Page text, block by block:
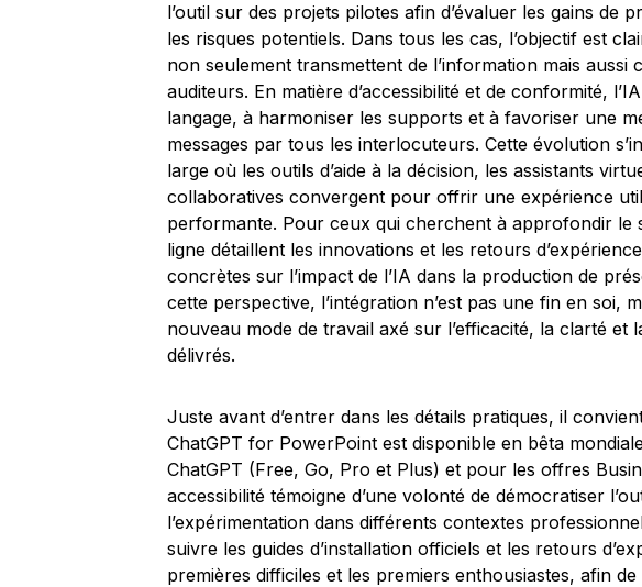
l’outil sur des projets pilotes afin d’évaluer les gains de
les risques potentiels. Dans tous les cas, l’objectif est
non seulement transmettent de l’information mais aussi
auditeurs. En matière d’accessibilité et de conformité,
langage, à harmoniser les supports et à favoriser une
messages par tous les interlocuteurs. Cette évolution
large où les outils d’aide à la décision, les assistants
collaboratives convergent pour offrir une expérience
performante. Pour ceux qui cherchent à approfondir le
ligne détaillent les innovations et les retours
concrètes sur l’impact de l’IA dans la production de
cette perspective, l’intégration n’est pas une fin en soi,
nouveau mode de travail axé sur l’efficacité, la clarté et
délivrés.
Juste avant d’entrer dans les détails pratiques, il
ChatGPT for PowerPoint est disponible en bêta
ChatGPT (Free, Go, Pro et Plus) et pour les offres
accessibilité témoigne d’une volonté de démocratiser
l’expérimentation dans différents contextes
suivre les guides d’installation officiels et les retours
premières difficiles et les premiers enthousiastes, afin